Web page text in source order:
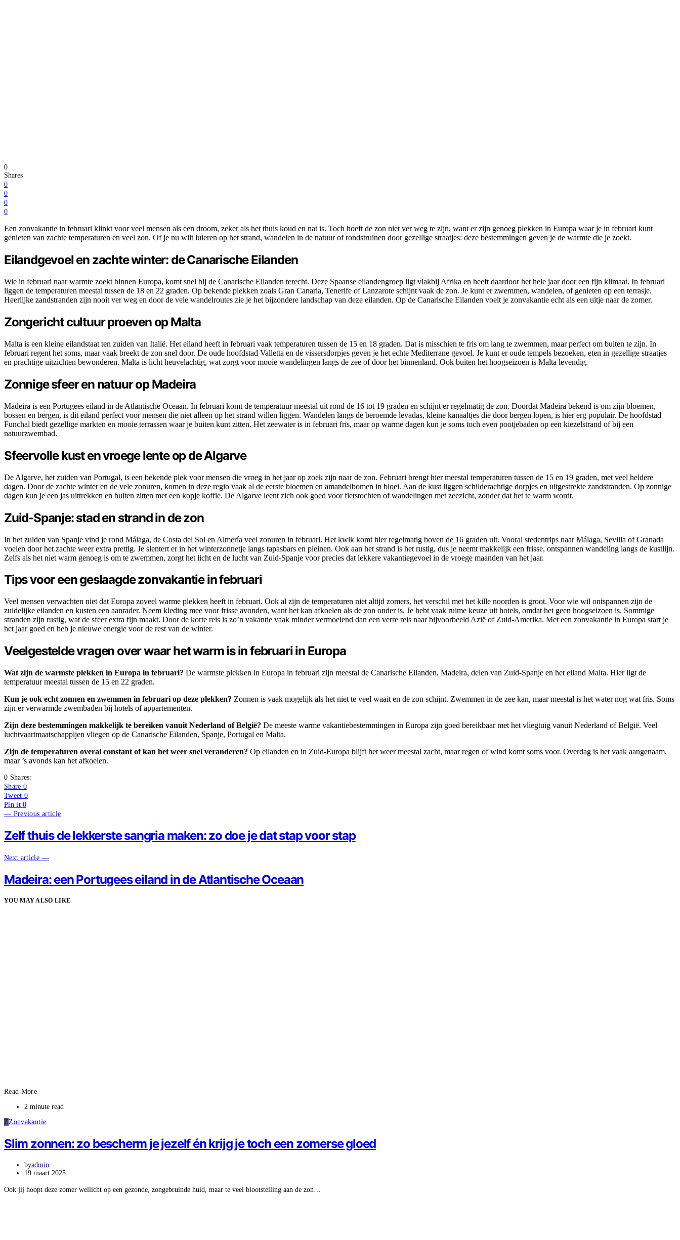
0
Shares
0
0
0
0
Een zonvakantie in februari klinkt voor veel mensen als een droom, zeker als het thuis koud en nat is. Toch hoeft de zon niet ver weg te zijn, want er zijn genoeg plekken in Europa waar je in februari kunt
genieten van zachte temperaturen en veel zon. Of je nu wilt luieren op het strand, wandelen in de natuur of rondstruinen door gezellige straatjes: deze bestemmingen geven je de warmte die je zoekt.
Eilandgevoel en zachte winter: de Canarische Eilanden
Wie in februari naar warmte zoekt binnen Europa, komt snel bij de Canarische Eilanden terecht. Deze Spaanse eilandengroep ligt vlakbij Afrika en heeft daardoor het hele jaar door een fijn klimaat. In februari
liggen de temperaturen meestal tussen de 18 en 22 graden. Op bekende plekken zoals Gran Canaria, Tenerife of Lanzarote schijnt vaak de zon. Je kunt er zwemmen, wandelen, of genieten op een terrasje.
Heerlijke zandstranden zijn nooit ver weg en door de vele wandelroutes zie je het bijzondere landschap van deze eilanden. Op de Canarische Eilanden voelt je zonvakantie echt als een uitje naar de zomer.
Zongericht cultuur proeven op Malta
Malta is een kleine eilandstaat ten zuiden van Italië. Het eiland heeft in februari vaak temperaturen tussen de 15 en 18 graden. Dat is misschien te fris om lang te zwemmen, maar perfect om buiten te zijn. In
februari regent het soms, maar vaak breekt de zon snel door. De oude hoofdstad Valletta en de vissersdorpjes geven je het echte Mediterrane gevoel. Je kunt er oude tempels bezoeken, eten in gezellige straatjes
en prachtige uitzichten bewonderen. Malta is licht heuvelachtig, wat zorgt voor mooie wandelingen langs de zee of door het binnenland. Ook buiten het hoogseizoen is Malta levendig.
Zonnige sfeer en natuur op Madeira
Madeira is een Portugees eiland in de Atlantische Oceaan. In februari komt de temperatuur meestal uit rond de 16 tot 19 graden en schijnt er regelmatig de zon. Doordat Madeira bekend is om zijn bloemen,
bossen en bergen, is dit eiland perfect voor mensen die niet alleen op het strand willen liggen. Wandelen langs de beroemde levadas, kleine kanaaltjes die door bergen lopen, is hier erg populair. De hoofdstad
Funchal biedt gezellige markten en mooie terrassen waar je buiten kunt zitten. Het zeewater is in februari fris, maar op warme dagen kun je soms toch even pootjebaden op een kiezelstrand of bij een
natuurzwembad.
Sfeervolle kust en vroege lente op de Algarve
De Algarve, het zuiden van Portugal, is een bekende plek voor mensen die vroeg in het jaar op zoek zijn naar de zon. Februari brengt hier meestal temperaturen tussen de 15 en 19 graden, met veel heldere
dagen. Door de zachte winter en de vele zonuren, komen in deze regio vaak al de eerste bloemen en amandelbomen in bloei. Aan de kust liggen schilderachtige dorpjes en uitgestrekte zandstranden. Op zonnige
dagen kun je een jas uittrekken en buiten zitten met een kopje koffie. De Algarve leent zich ook goed voor fietstochten of wandelingen met zeezicht, zonder dat het te warm wordt.
Zuid-Spanje: stad en strand in de zon
In het zuiden van Spanje vind je rond Málaga, de Costa del Sol en Almería veel zonuren in februari. Het kwik komt hier regelmatig boven de 16 graden uit. Vooral stedentrips naar Málaga, Sevilla of Granada
voelen door het zachte weer extra prettig. Je slentert er in het winterzonnetje langs tapasbars en pleinen. Ook aan het strand is het rustig, dus je neemt makkelijk een frisse, ontspannen wandeling langs de kustlijn.
Zelfs als het niet warm genoeg is om te zwemmen, zorgt het licht en de lucht van Zuid-Spanje voor precies dat lekkere vakantiegevoel in de vroege maanden van het jaar.
Tips voor een geslaagde zonvakantie in februari
Veel mensen verwachten niet dat Europa zoveel warme plekken heeft in februari. Ook al zijn de temperaturen niet altijd zomers, het verschil met het kille noorden is groot. Voor wie wil ontspannen zijn de
zuidelijke eilanden en kusten een aanrader. Neem kleding mee voor frisse avonden, want het kan afkoelen als de zon onder is. Je hebt vaak ruime keuze uit hotels, omdat het geen hoogseizoen is. Sommige
stranden zijn rustig, wat de sfeer extra fijn maakt. Door de korte reis is zo’n vakantie vaak minder vermoeiend dan een verre reis naar bijvoorbeeld Azië of Zuid-Amerika. Met een zonvakantie in Europa start je
het jaar goed en heb je nieuwe energie voor de rest van de winter.
Veelgestelde vragen over waar het warm is in februari in Europa
Wat zijn de warmste plekken in Europa in februari? De warmste plekken in Europa in februari zijn meestal de Canarische Eilanden, Madeira, delen van Zuid-Spanje en het eiland Malta. Hier ligt de
temperatuur meestal tussen de 15 en 22 graden.
Kun je ook echt zonnen en zwemmen in februari op deze plekken? Zonnen is vaak mogelijk als het niet te veel waait en de zon schijnt. Zwemmen in de zee kan, maar meestal is het water nog wat fris. Soms
zijn er verwarmde zwembaden bij hotels of appartementen.
Zijn deze bestemmingen makkelijk te bereiken vanuit Nederland of België? De meeste warme vakantiebestemmingen in Europa zijn goed bereikbaar met het vliegtuig vanuit Nederland of België. Veel
luchtvaartmaatschappijen vliegen op de Canarische Eilanden, Spanje, Portugal en Malta.
Zijn de temperaturen overal constant of kan het weer snel veranderen? Op eilanden en in Zuid-Europa blijft het weer meestal zacht, maar regen of wind komt soms voor. Overdag is het vaak aangenaam,
maar ’s avonds kan het afkoelen.
0 Shares:
Share 0
Tweet 0
Pin it 0
— Previous article
Zelf thuis de lekkerste sangria maken: zo doe je dat stap voor stap
Next article —
Madeira: een Portugees eiland in de Atlantische Oceaan
YOU MAY ALSO LIKE
Read More
2 minute read
ZZonvakantie
Slim zonnen: zo bescherm je jezelf én krijg je toch een zomerse gloed
byadmin
19 maart 2025
Ook jij hoopt deze zomer wellicht op een gezonde, zongebruinde huid, maar te veel blootstelling aan de zon…